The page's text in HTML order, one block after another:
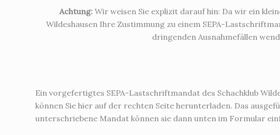
Achtung: Wir weisen Sie explizit darauf hin: Da wir ein
Wildeshausen Ihre Zustimmung zu einem SEPA-
dringenden Ausnahmefällen
Ein vorgefertigtes SEPA-Lastschriftmandat des Schachklub
können Sie hier auf der rechten Seite herunterladen. Das
unterschriebene Mandat können sie dann unten im Formular